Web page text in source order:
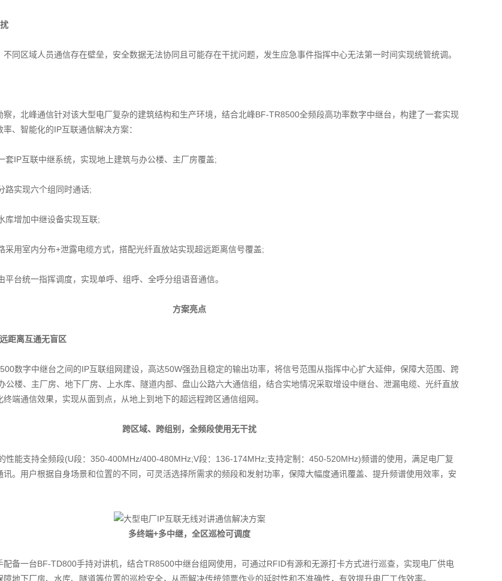
区域人员通信存在壁垒，安全数据无法协同且可能存在干扰问题，发生应急事件指挥中心无法第一时间实现统管统调。
北峰通信针对该大型电厂复杂的建筑结构和生产环境，结合北峰BF-TR8500全频段高功率数字中继台，构建了一套实现
、智能化的IP互联通信解决方案：
IP互联中继系统，实现地上建筑与办公楼、主厂房覆盖;
实现六个组同时通话;
增加中继设备实现互联;
用室内分布+泄露电缆方式，搭配光纤直放站实现超远距离信号覆盖;
台统一指挥调度，实现单呼、组呼、全呼分组语音通信。
方案亮点
距离互通无盲区
数字中继台之间的IP互联组网建设，高达50W强劲且稳定的输出功率，将信号范围从指挥中心扩大延伸，保障大范围、跨
公楼、主厂房、地下厂房、上水库、隧道内部、盘山公路六大通信组，结合实地情况采取增设中继台、泄漏电缆、光纤直放
端通信效果，实现从面到点，从地上到地下的超远程跨区通信组网。
跨区域、跨组别，全频段使用无干扰
能支持全频段(U段：350-400MHz/400-480MHz;V段：136-174MHz;支持定制：450-520MHz)频谱的使用，满足电厂复
讯。用户根据自身场景和位置的不同，可灵活选择所需求的频段和发射功率，保障大幅度通讯覆盖、提升频谱使用效率，安
多终端+多中继，全区巡检可调度
一台BF-TD800手持对讲机，结合TR8500中继台组网使用，可通过RFID有源和无源打卡方式进行巡查，实现电厂供电
地下厂房、水库、隧道等位置的巡检安全，从而解决传统领票作业的延时性和不准确性，有效提升电厂工作效率。